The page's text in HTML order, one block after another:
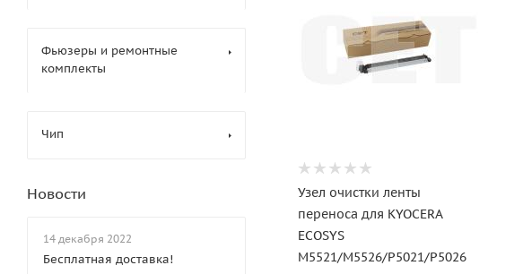
Узел очистки ленты
переноса для KYOCERA
ECOSYS
M5521/M5526/P5021/P5026
Фьюзеры и ремонтные
комплекты
Чип
Новости
14 декабря 2022
Бесплатная доставка!